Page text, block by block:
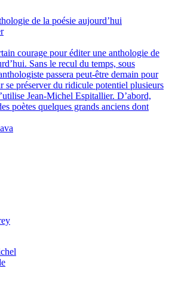
de la poésie aujourd’hui
courage pour éditer une anthologie de
Sans le recul du temps, sous
passera peut-être demain pour
se préserver du ridicule potentiel plusieurs
Jean-Michel Espitallier. D’abord,
poètes quelques grands anciens dont